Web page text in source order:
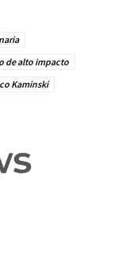
de alto impacto
Kaminski